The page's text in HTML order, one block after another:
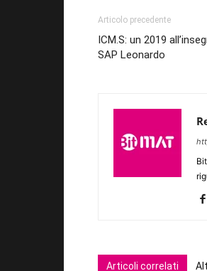
Articolo precedente
ICM.S: un 2019
SAP Leonardo
Articoli correlati